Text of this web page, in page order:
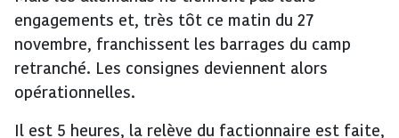
engagements et, très tôt ce matin du 27
novembre, franchissent les barrages du camp
retranché. Les consignes deviennent alors
opérationnelles.
Il est 5 heures, la relève du factionnaire est faite,